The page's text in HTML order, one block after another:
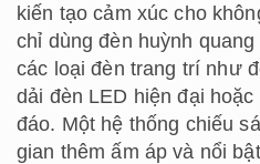
kiến tạo cảm xúc cho
chỉ dùng đèn huỳnh
các loại đèn trang trí như
dải đèn LED hiện đại
đáo. Một hệ thống chiếu
gian thêm ấm áp và nổi